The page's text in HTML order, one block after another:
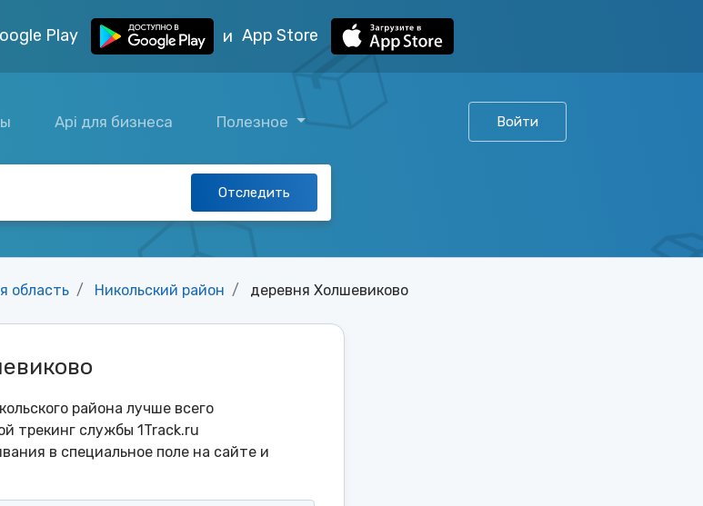
Play и App Store
Api для бизнеса Полезное Войти
Отследить
область Никольский район деревня Холшевиково
района лучше всего
трекинг службы 1Track.ru
в специальное поле на сайте и